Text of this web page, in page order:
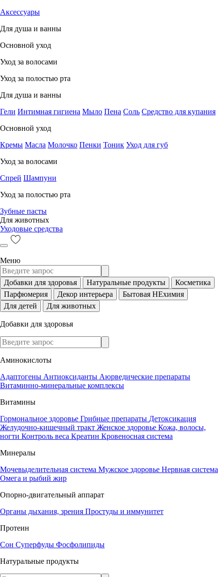
Аксессуары
Для душа и ванны
Основной уход
Уход за волосами
Уход за полостью рта
Для душа и ванны
Гели Интимная гигиена Мыло Пена Соль Средство для купания
Основной уход
Кремы Масла Молочко Пенки Тоник Уход для губ
Уход за волосами
Спрей Шампуни
Уход за полостью рта
Зубные пасты
Для животных
Уходовые средства
Меню
Добавки для здоровья Натуральные продукты
Косметика
Парфюмерия
Декор интерьера
Бытовая НЕхимия
Для детей
Для животных
Добавки для здоровья
Аминокислоты
Адаптогены Антиоксиданты Аюрведические препараты
Витаминно-минеральные комплексы
Витамины
Гормональное здоровье Грибные препараты Детоксикация
Желудочно-кишечный тракт Женское здоровье Кожа, волосы,
ногти Контроль веса Креатин Кровеносная система
Минералы
Мочевыделительная система Мужское здоровье Нервная система
Омега и рыбий жир
Опорно-двигательный аппарат
Органы дыхания, зрения Простуды и иммунитет
Протеин
Сон Суперфуды Фосфолипиды
Натуральные продукты